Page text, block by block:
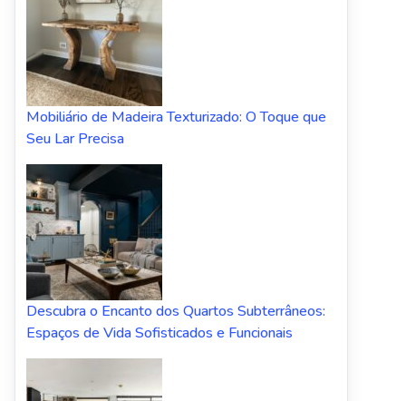
Mobiliário de Madeira Texturizado: O Toque que
Seu Lar Precisa
Descubra o Encanto dos Quartos Subterrâneos:
Espaços de Vida Sofisticados e Funcionais